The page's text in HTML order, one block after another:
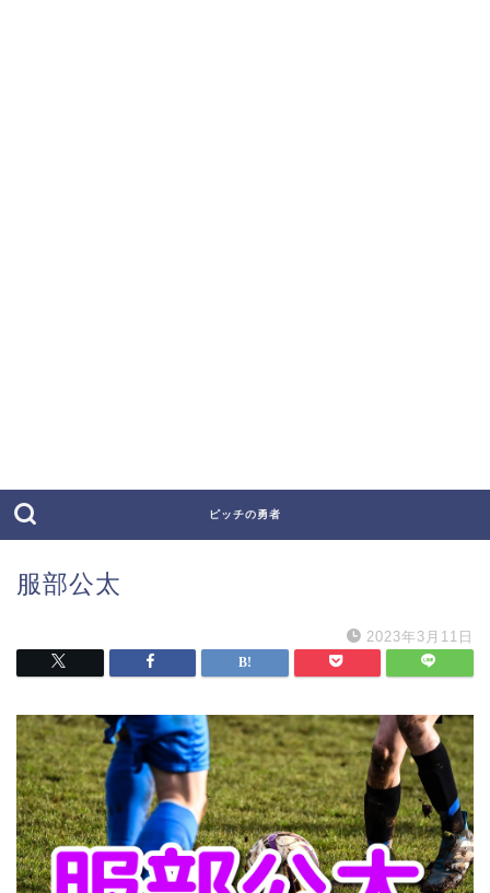
ピッチの勇者
服部公太
2023年3月11日